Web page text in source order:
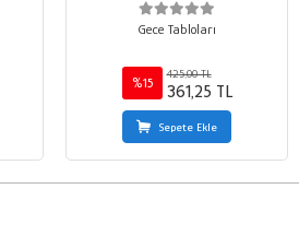
Gece Tabloları
%15
425,00 TL
361,25 TL
Sepete Ekle